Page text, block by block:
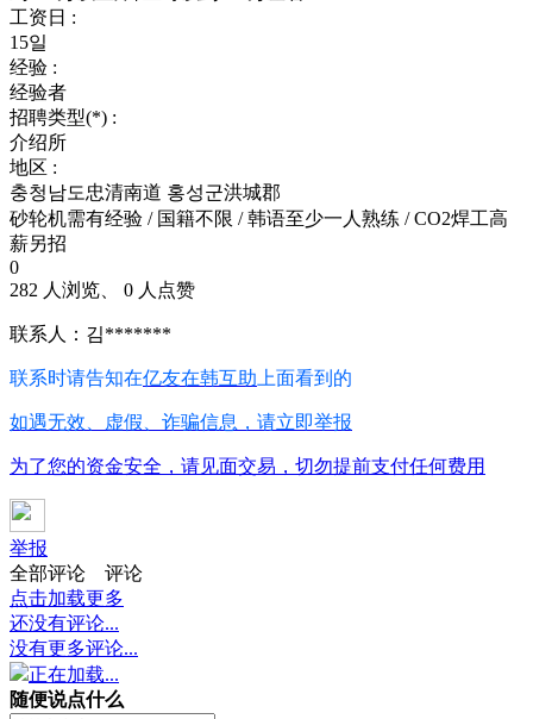
工资日 :
15일
经验 :
经验者
招聘类型(*) :
介绍所
地区 :
충청남도忠清南道 홍성군洪城郡
砂轮机需有经验 / 国籍不限 / 韩语至少一人熟练 / CO2焊工高
薪另招
0
282 人浏览、 0 人点赞
联系人：김*******
联系时请告知在亿友在韩互助 上面看到的
如遇无效、虚假、诈骗信息，请立即举报
为了您的资金安全，请见面交易，切勿提前支付任何费用
举报
全部评论
评论
点击加载更多
还没有评论...
没有更多评论...
正在加载...
随便说点什么